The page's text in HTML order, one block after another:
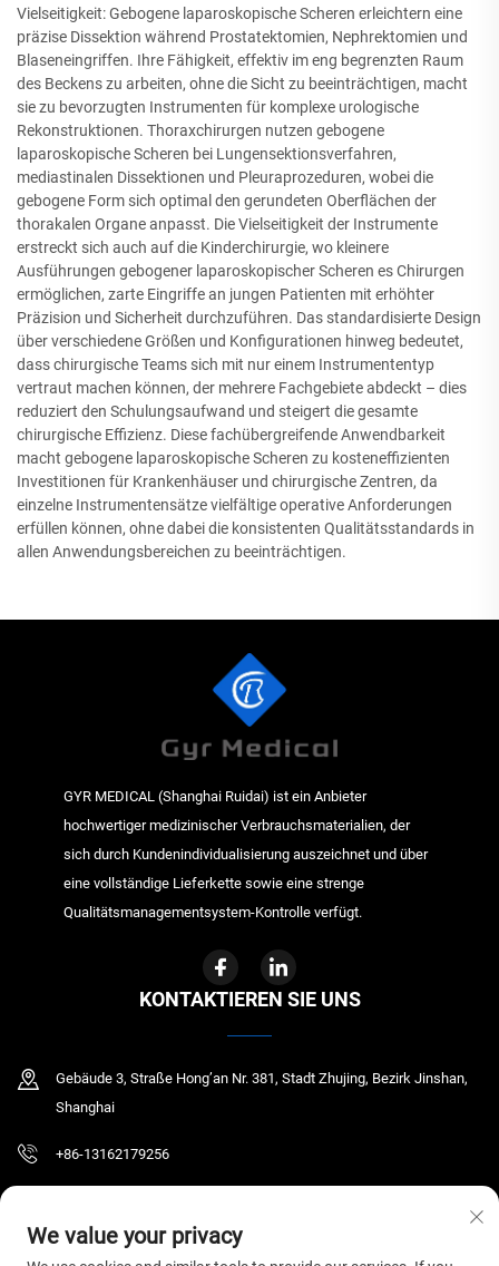
Vielseitigkeit: Gebogene laparoskopische Scheren erleichtern eine
präzise Dissektion während Prostatektomien, Nephrektomien und
Blaseneingriffen. Ihre Fähigkeit, effektiv im eng begrenzten Raum
des Beckens zu arbeiten, ohne die Sicht zu beeinträchtigen, macht
sie zu bevorzugten Instrumenten für komplexe urologische
Rekonstruktionen. Thoraxchirurgen nutzen gebogene
laparoskopische Scheren bei Lungensektionsverfahren,
mediastinalen Dissektionen und Pleuraprozeduren, wobei die
gebogene Form sich optimal den gerundeten Oberflächen der
thorakalen Organe anpasst. Die Vielseitigkeit der Instrumente
erstreckt sich auch auf die Kinderchirurgie, wo kleinere
Ausführungen gebogener laparoskopischer Scheren es Chirurgen
ermöglichen, zarte Eingriffe an jungen Patienten mit erhöhter
Präzision und Sicherheit durchzuführen. Das standardisierte Design
über verschiedene Größen und Konfigurationen hinweg bedeutet,
dass chirurgische Teams sich mit nur einem Instrumententyp
vertraut machen können, der mehrere Fachgebiete abdeckt – dies
reduziert den Schulungsaufwand und steigert die gesamte
chirurgische Effizienz. Diese fachübergreifende Anwendbarkeit
macht gebogene laparoskopische Scheren zu kosteneffizienten
Investitionen für Krankenhäuser und chirurgische Zentren, da
einzelne Instrumentensätze vielfältige operative Anforderungen
erfüllen können, ohne dabei die konsistenten Qualitätsstandards in
allen Anwendungsbereichen zu beeinträchtigen.
GYR MEDICAL (Shanghai Ruidai) ist ein Anbieter
hochwertiger medizinischer Verbrauchsmaterialien, der
sich durch Kundenindividualisierung auszeichnet und über
eine vollständige Lieferkette sowie eine strenge
Qualitätsmanagementsystem-Kontrolle verfügt.
KONTAKTIEREN SIE UNS
Gebäude 3, Straße Hong’an Nr. 381, Stadt Zhujing, Bezirk Jinshan,
Shanghai
+86-13162179256
We value your privacy